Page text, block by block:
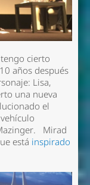
cierto
años después
Lisa,
una nueva
el
Mirad
está inspirado